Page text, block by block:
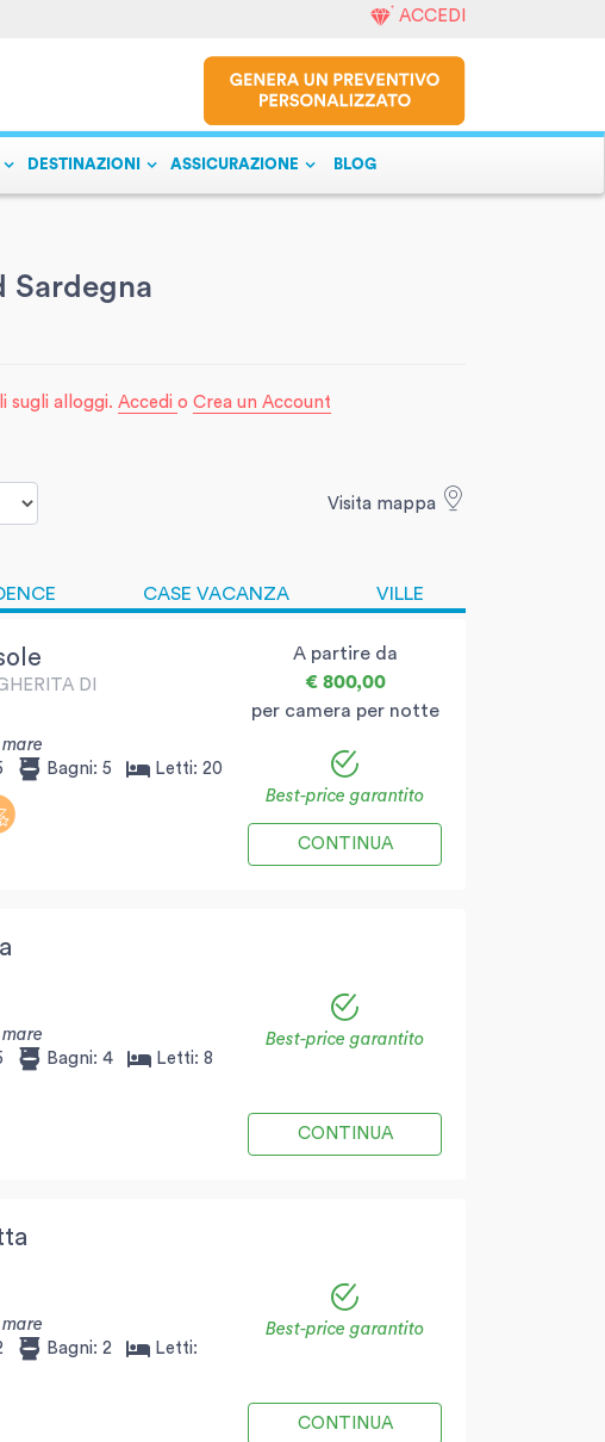
ACCEDI
DESTINAZIONI ASSICURAZIONE BLOG
Sardegna
sugli alloggi. Accedi o Crea un Account
Visita mappa
CASE VACANZA VILLE
DI
Bagni:5 Letti:20
A partire da
€ 800,00
per camera per notte
Best-price garantito
CONTINUA
Bagni:4 Letti:8
Best-price garantito
CONTINUA
Bagni:2 Letti:
Best-price garantito
CONTINUA